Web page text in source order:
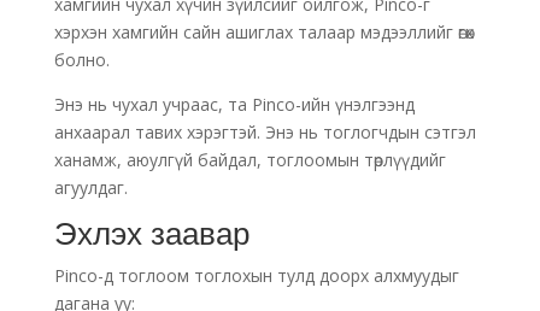
хэрхэн хамгийн сайн ашиглах талаар мэдээллийг өгөх
болно.
Энэ нь чухал учраас, та Pinco-ийн үнэлгээнд
анхаарал тавих хэрэгтэй. Энэ нь тоглогчдын сэтгэл
ханамж, аюулгүй байдал, тоглоомын төрлүүдийг
агуулдаг.
Эхлэх заавар
Pinco-д тоглоом тоглохын тулд доорх алхмуудыг
дагана уу: